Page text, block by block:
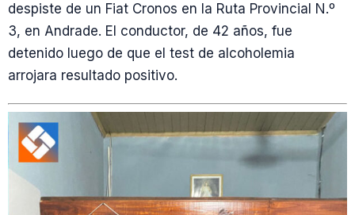
despiste de un Fiat Cronos en la Ruta Provincial N.º
3, en Andrade. El conductor, de 42 años, fue
detenido luego de que el test de alcoholemia
arrojara resultado positivo.